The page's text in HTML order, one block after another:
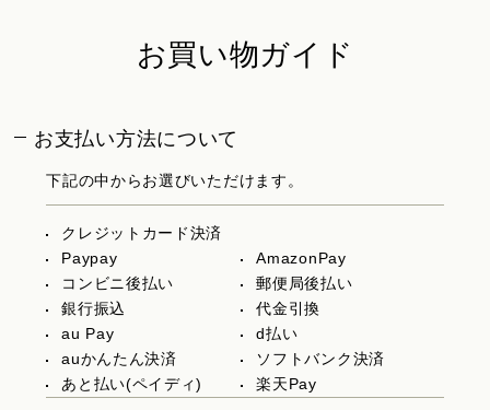
お買い物ガイド
お支払い方法について
下記の中からお選びいただけます。
クレジットカード決済
Paypay
AmazonPay
コンビニ後払い
郵便局後払い
銀行振込
代金引換
au Pay
d払い
auかんたん決済
ソフトバンク決済
あと払い(ペイディ)
楽天Pay